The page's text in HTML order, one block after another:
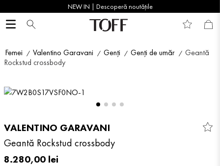
NEW IN | Descoperă noutățile
Femei Valentino Garavani Genți Genți de umăr
Geantă
Rockstud crossbody
VALENTINO GARAVANI
Geantă Rockstud crossbody
8.280,00 lei